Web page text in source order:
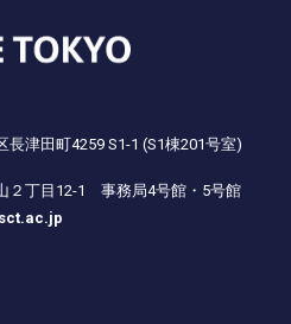
津田町4259 S1-1 (S1棟201号室)
２丁目12-1 事務局4号館・5号館